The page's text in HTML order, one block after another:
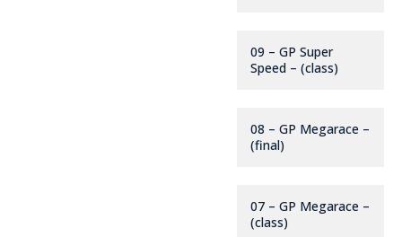
09 – GP Super
Speed – (class)
08 – GP Megarace –
(final)
07 – GP Megarace –
(class)